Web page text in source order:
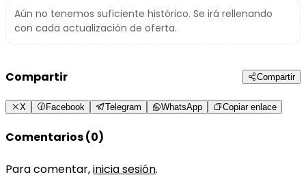
Aún no tenemos suficiente histórico. Se irá rellenando
con cada actualización de oferta.
Compartir Compartir
X Facebook Telegram WhatsApp Copiar enlace
Comentarios (0)
Para comentar,inicia sesión.